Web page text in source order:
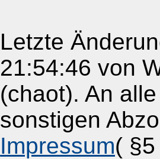
Letzte
21:54:46 von
(chaot). An
sonstigen
Impressum(